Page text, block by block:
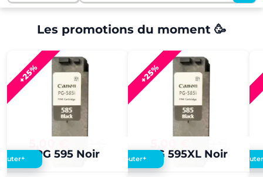
Les promotions du moment 🥳
+25%
PG 595 Noir
+
+25%
PG 595XL Noir
Ajouter+